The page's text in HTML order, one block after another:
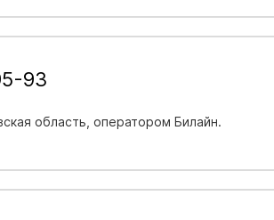
93
область , оператором Билайн.